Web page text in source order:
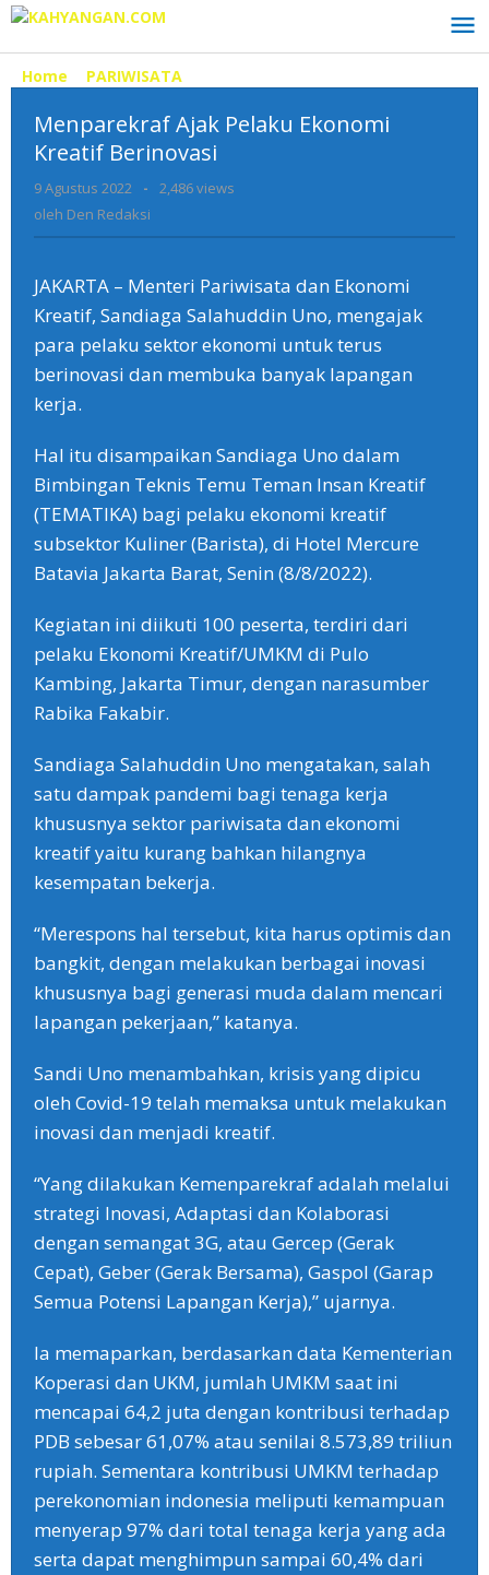
Lewati
konten
Home
PARIWISATA
Pelaku
Ekonomi
Kreatif
Berinovasi
Menparekraf Ajak Pelaku Ekonomi
Kreatif Berinovasi
9 Agustus 2022
oleh
Den
-
2,486 views
oleh Den Redaksi
JAKARTA – Menteri Pariwisata dan Ekonomi
Kreatif, Sandiaga Salahuddin Uno, mengajak
para pelaku sektor ekonomi untuk terus
berinovasi dan membuka banyak lapangan
kerja.
Hal itu disampaikan Sandiaga Uno dalam
Bimbingan Teknis Temu Teman Insan Kreatif
(TEMATIKA) bagi pelaku ekonomi kreatif
subsektor Kuliner (Barista), di Hotel Mercure
Batavia Jakarta Barat, Senin (8/8/2022).
Kegiatan ini diikuti 100 peserta, terdiri dari
pelaku Ekonomi Kreatif/UMKM di Pulo
Kambing, Jakarta Timur, dengan narasumber
Rabika Fakabir.
Sandiaga Salahuddin Uno mengatakan, salah
satu dampak pandemi bagi tenaga kerja
khususnya sektor pariwisata dan ekonomi
kreatif yaitu kurang bahkan hilangnya
kesempatan bekerja.
“Merespons hal tersebut, kita harus optimis dan
bangkit, dengan melakukan berbagai inovasi
khususnya bagi generasi muda dalam mencari
lapangan pekerjaan,” katanya.
Sandi Uno menambahkan, krisis yang dipicu
oleh Covid-19 telah memaksa untuk melakukan
inovasi dan menjadi kreatif.
“Yang dilakukan Kemenparekraf adalah melalui
strategi Inovasi, Adaptasi dan Kolaborasi
dengan semangat 3G, atau Gercep (Gerak
Cepat), Geber (Gerak Bersama), Gaspol (Garap
Semua Potensi Lapangan Kerja),” ujarnya.
Ia memaparkan, berdasarkan data Kementerian
Koperasi dan UKM, jumlah UMKM saat ini
mencapai 64,2 juta dengan kontribusi terhadap
PDB sebesar 61,07% atau senilai 8.573,89 triliun
rupiah. Sementara kontribusi UMKM terhadap
perekonomian indonesia meliputi kemampuan
menyerap 97% dari total tenaga kerja yang ada
serta dapat menghimpun sampai 60,4% dari